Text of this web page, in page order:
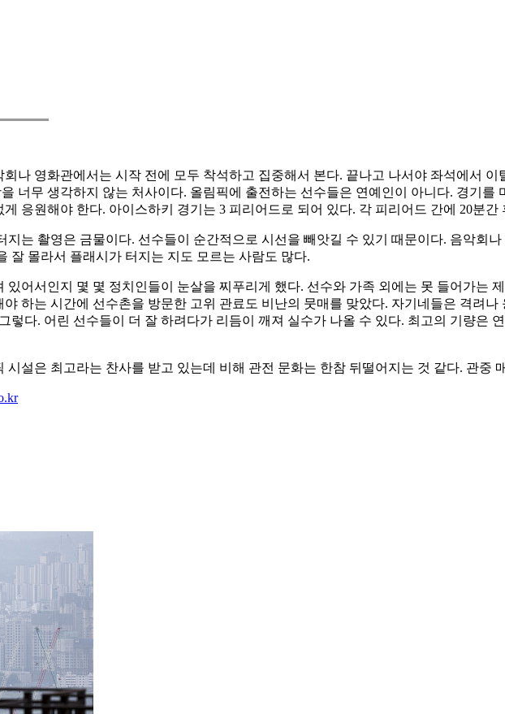
나 영화관에서는 시작 전에 모두 착석하고 집중해서 본다. 끝나고 나서야 좌석에서
너무 생각하지 않는 처사이다. 올림픽에 출전하는 선수들은 연예인이 아니다. 경기
응원해야 한다. 아이스하키 경기는 3 피리어드로 되어 있다. 각 피리어드 간에 20분
지는 촬영은 금물이다. 선수들이 순간적으로 시선을 빼앗길 수 있기 때문이다. 음악회
잘 몰라서 플래시가 터지는 지도 모르는 사람도 많다.
있어서인지 몇 몇 정치인들이 눈살을 찌푸리게 했다. 선수와 가족 외에는 못 들어가는
하는 시간에 선수촌을 방문한 고위 관료도 비난의 뭇매를 맞았다. 자기네들은 격려
렇다. 어린 선수들이 더 잘 하려다가 리듬이 깨져 실수가 나올 수 있다. 최고의 기량은
시설은 최고라는 찬사를 받고 있는데 비해 관전 문화는 한참 뒤떨어지는 것 같다. 관중